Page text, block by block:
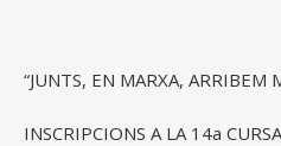
“JUNTS, EN MARXA, ARRIBEM
INSCRIPCIONS A LA 14a